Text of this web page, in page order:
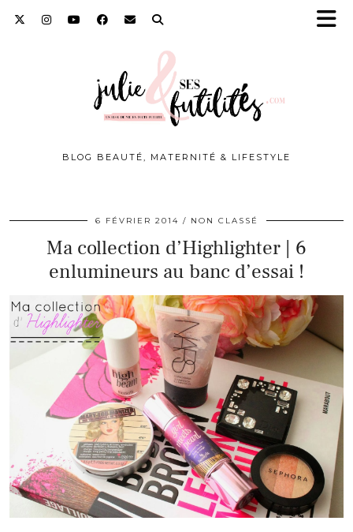
BLOG BEAUTÉ, MATERNITÉ & LIFESTYLE
6 FÉVRIER 2014 NON CLASSÉ
Ma collection d’Highlighter | 6
enlumineurs au banc d’essai !